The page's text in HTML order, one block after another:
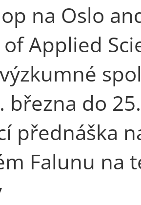
na Oslo
Applied
března do
přednáška
Falunu na